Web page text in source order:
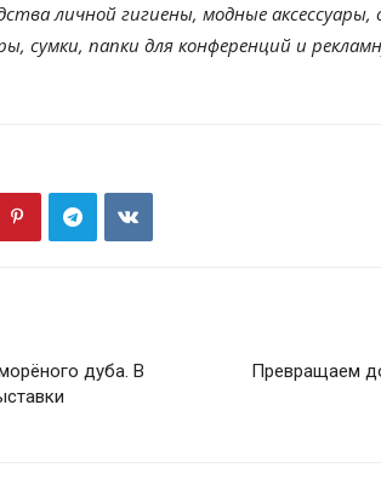
личной гигиены, модные аксессуары,
сумки, папки для конференций и
дуба. В
Превращаем